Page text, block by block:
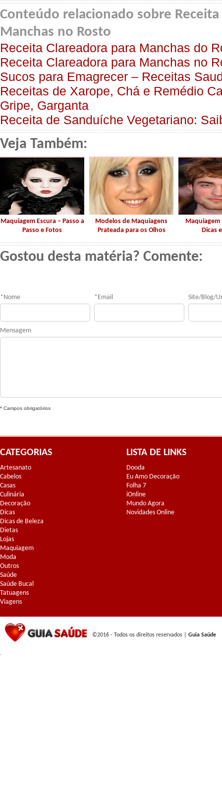
Conteúdo relacionado sobre Receita
Manchas no Rosto
Receita Clareadora para Manchas do
Receita Clareadora para Manchas no
Sucos para Emagrecer – Receitas
Receitas de Xarope, Chá e Remédio
Gripe, Garganta
Receita de Sanduíche Vegetariano:
Veja Também:
Maquiagem Escura – Passo a
Passo e Fotos
Modelos de Maquiagens
Prateada para os Olhos
Maquiagem
Dicas
Gostou desta matéria? Comente:
* Nome * Email Site/Blog/
Mensagem
* Campos obrigatórios
CATEGORIAS
Artesanato
Cabelos
Casas
Culinária
Decoração
Dicas
Dicas de Beleza
Dietas
Lojas
Maquiagem
Moda
Outros
Saúde
Saúde Bucal
Tatuagens
Viagens
LISTA DE LINKS
Dooda
Eu Amo Decoração
Folha 7
iOnline
Mundo Agora
Novidades Online
©2016 - Todos os direitos reservados | Guia Saúde